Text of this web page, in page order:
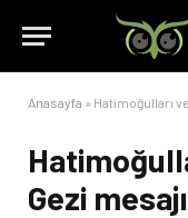
Anasayfa » Hatimoğulları
Gezi mesajı